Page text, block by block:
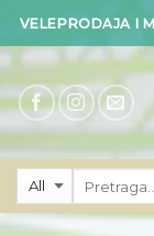
Skip
content
VELEPRODAJA I